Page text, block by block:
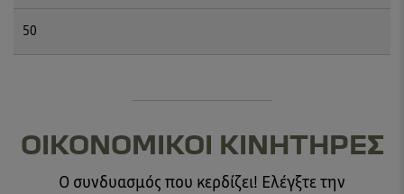
50
ΟΙΚΟΝΟΜΙΚΟΙ ΚΙΝΗΤΗΡΕΣ
Ο συνδυασμός που κερδίζει! Ελέγξτε την